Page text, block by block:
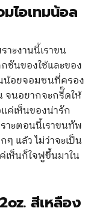
ไอเทมน้อล
าะงานนี้เราขน
ชันของใช้และของ
น้อยจอมซนที่ครอง
จนอยากจะกรี๊ดให้
ค่เห็นของน่ารัก
าะตอนนี้เราขนทัพ
แล้ว ไม่ว่าจะเป็น
ห็นก็ใจฟูขึ้นมาใน
สีเหลือง